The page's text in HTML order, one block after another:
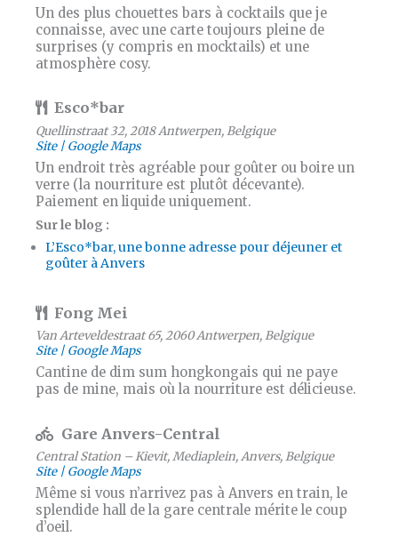
Un des plus chouettes bars à cocktails que je
connaisse, avec une carte toujours pleine de
surprises (y compris en mocktails) et une
atmosphère cosy.
Esco*bar
Quellinstraat 32, 2018 Antwerpen, Belgique
Site
Google Maps
Un endroit très agréable pour goûter ou boire un
verre (la nourriture est plutôt décevante).
Paiement en liquide uniquement.
Sur le blog :
L’Esco*bar, une bonne adresse pour déjeuner et
goûter à Anvers
Fong Mei
Van Arteveldestraat 65, 2060 Antwerpen, Belgique
Site
Google Maps
Cantine de dim sum hongkongais qui ne paye
pas de mine, mais où la nourriture est délicieuse.
Gare Anvers-Central
Central Station – Kievit, Mediaplein, Anvers, Belgique
Site
Google Maps
Même si vous n’arrivez pas à Anvers en train, le
splendide hall de la gare centrale mérite le coup
d’oeil.